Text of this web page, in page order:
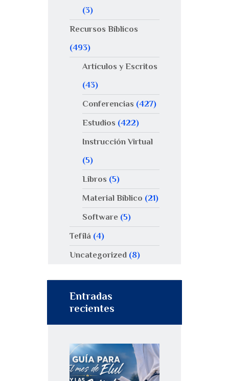
(3)
Recursos Bíblicos
(493)
Artículos y Escritos
(43)
Conferencias (427)
Estudios (422)
Instrucción Virtual
(5)
Libros (5)
Material Bíblico (21)
Software(5)
Tefilá (4)
Uncategorized (8)
Entradas
recientes